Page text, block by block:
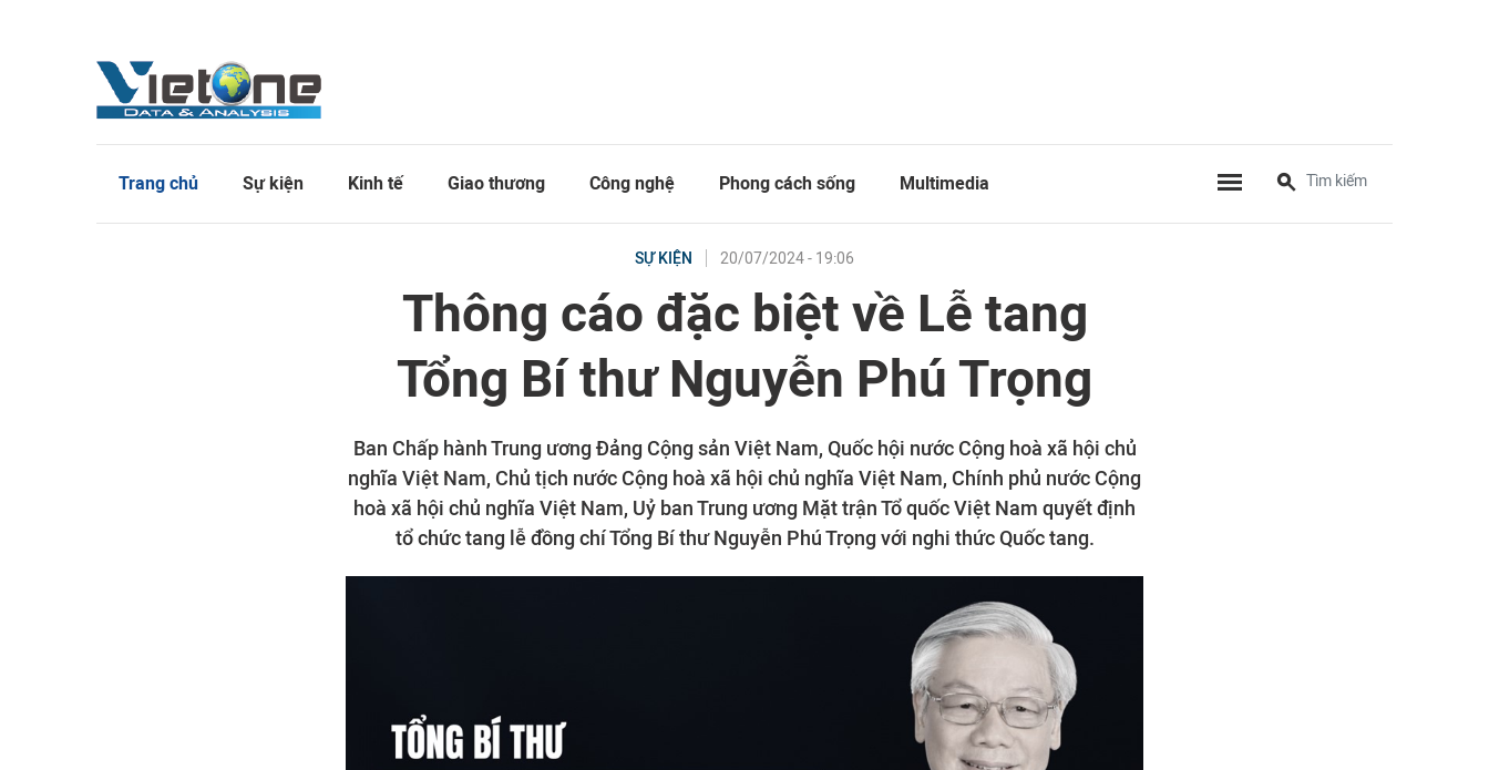
Trang chủ Sự kiện Kinh tế Giao thương Công nghệ Phong cách sống Multimedia
SỰ KIỆN 20/07/2024 - 19:06
Thông cáo đặc biệt về Lễ tang
Tổng Bí thư Nguyễn Phú Trọng
Ban Chấp hành Trung ương Đảng Cộng sản Việt Nam, Quốc hội nước Cộng hoà xã hội chủ
nghĩa Việt Nam, Chủ tịch nước Cộng hoà xã hội chủ nghĩa Việt Nam, Chính phủ nước Cộng
hoà xã hội chủ nghĩa Việt Nam, Uỷ ban Trung ương Mặt trận Tổ quốc Việt Nam quyết định
tổ chức tang lễ đồng chí Tổng Bí thư Nguyễn Phú Trọng với nghi thức Quốc tang.